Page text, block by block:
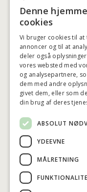
Denne
cookies
Vi bruger cookies til
annoncer og til at
deler også
vores websted med
og analysepartnere,
dem med andre
givet dem, eller som
din brug af deres
ABSOLUT
YDEEVNE
MÅLRETNING